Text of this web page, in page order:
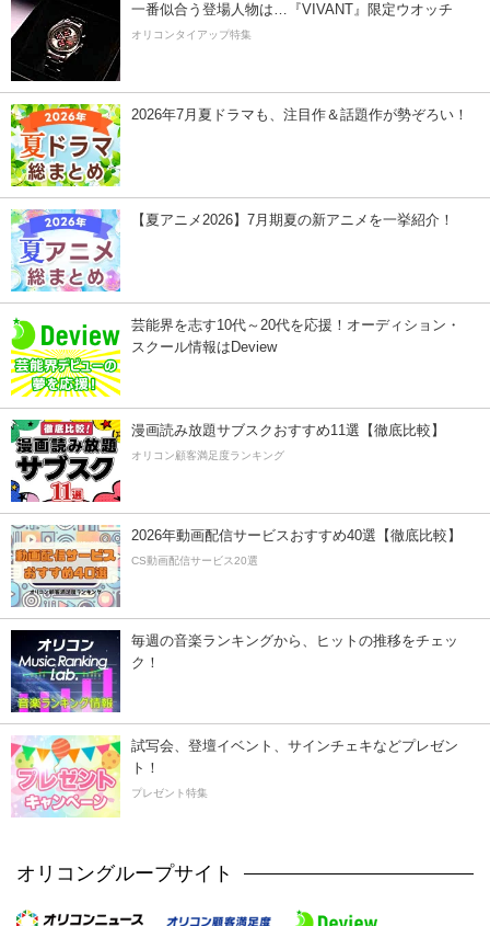
一番似合う登場人物は…『VIVANT』限定ウオッチ
オリコンタイアップ特集
2026年7月夏ドラマも、注目作＆話題作が勢ぞろい！
【夏アニメ2026】7月期夏の新アニメを一挙紹介！
芸能界を志す10代～20代を応援！オーディション・
スクール情報はDeview
漫画読み放題サブスクおすすめ11選【徹底比較】
オリコン顧客満足度ランキング
2026年動画配信サービスおすすめ40選【徹底比較】
CS動画配信サービス20選
毎週の音楽ランキングから、ヒットの推移をチェッ
ク！
試写会、登壇イベント、サインチェキなどプレゼン
ト！
プレゼント特集
オリコングループサイト